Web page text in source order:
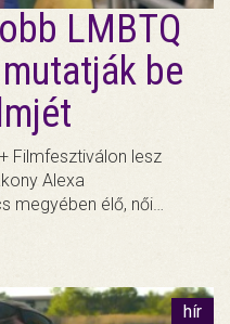
LMBTQ
be
Filmfesztiválon lesz
Alexa
megyében élő, női…
hír